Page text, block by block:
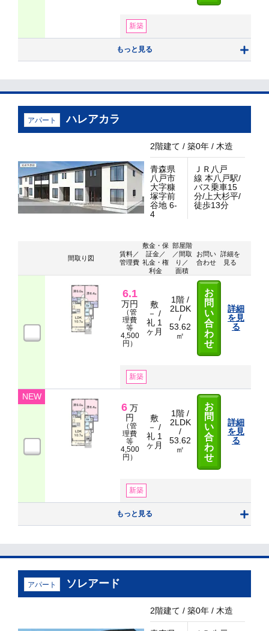
新築
もっと見る
アパート ハレアカラ
2階建て / 築0年 / 木造
青森県
八戸市
大字糠
塚字前
谷地 6-
4
ＪＲ八戸
線 本八戸駅/
バス乗車15
分/上大杉平/
徒歩13分
間取り図
賃料／
管理費
敷金・保
証金／
礼金・権
利金
部屋階
／間取
り／
面積
お問い
合わせ
詳細を
見る
6.1
万円
（管
理費
等
4,500
円）
敷
－ /
礼 1
ヶ月
1階 /
2LDK
/
53.62
㎡
お
問
い
合
わ
せ
詳細
を見
る
新築
NEW
6 万
円
（管
理費
等
4,500
円）
敷
－ /
礼 1
ヶ月
1階 /
2LDK
/
53.62
㎡
お
問
い
合
わ
せ
詳細
を見
る
新築
もっと見る
アパート ソレアード
2階建て / 築0年 / 木造